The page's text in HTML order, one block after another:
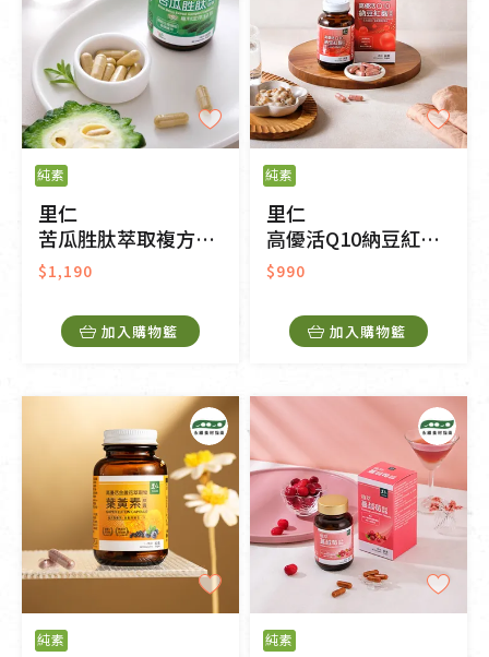
純素
里仁
苦瓜胜肽萃取複方膠囊
$1,190
加入購物籃
純素
里仁
高優活Q10納豆紅麴膠囊
$990
加入購物籃
純素 純素